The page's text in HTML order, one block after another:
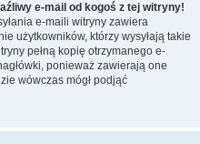
e-mail od kogoś z tej witryny!
e-maili witryny zawiera
użytkowników, którzy wysyłają takie
pełną kopię otrzymanego e-
ponieważ zawierają one
wówczas mógł podjąć